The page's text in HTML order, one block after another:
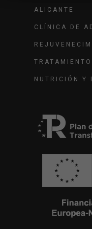
ALICANTE
CLÍNICA DE
NUTRICIÓN Y